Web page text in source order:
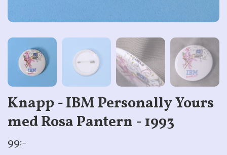
Knapp - IBM Personally Yours
med Rosa Pantern - 1993
99:-